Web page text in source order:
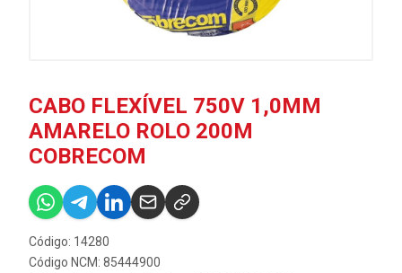
CABO FLEXÍVEL 750V 1,0MM
AMARELO ROLO 200M
COBRECOM
Código: 14280
Código NCM: 85444900